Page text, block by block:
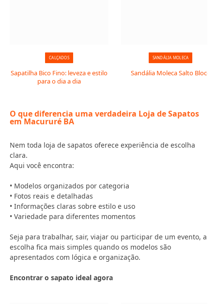
CALÇADOS
Sapatilha Bico Fino: leveza e estilo
para o dia a dia
SANDÁLIA MOLECA
Sandália Moleca Salto Bloco
O que diferencia uma verdadeira Loja de Sapatos
em Macururé BA
Nem toda loja de sapatos oferece experiência de escolha
clara.
Aqui você encontra:
• Modelos organizados por categoria
• Fotos reais e detalhadas
• Informações claras sobre estilo e uso
• Variedade para diferentes momentos
Seja para trabalhar, sair, viajar ou participar de um evento, a
escolha fica mais simples quando os modelos são
apresentados com lógica e organização.
Encontrar o sapato ideal agora